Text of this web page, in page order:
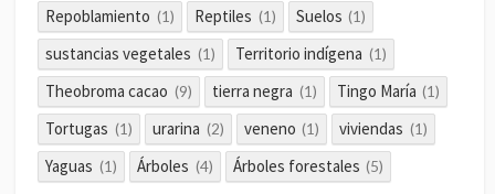
Repoblamiento (1) Reptiles (1) Suelos (1)
sustancias vegetales (1) Territorio indígena (1)
Theobroma cacao (9) tierra negra (1) Tingo María (1)
Tortugas (1) urarina (2) veneno (1) viviendas (1)
Yaguas (1) Árboles (4) Árboles forestales (5)